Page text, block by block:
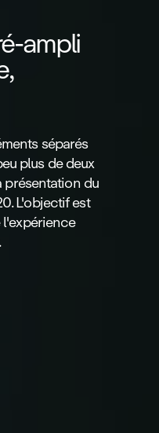
séparés
plus de deux
présentation du
L'objectif est